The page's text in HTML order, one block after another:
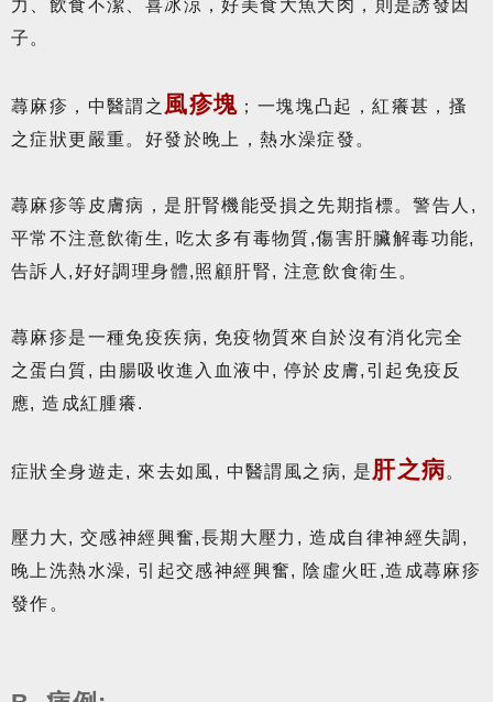
力、飲食不潔、喜冰涼，好美食大魚大肉，則是誘發因
子。
蕁麻疹，中醫謂之 風疹塊 ；一塊塊凸起，紅癢甚，搔
之症狀更嚴重。好發於晚上，熱水澡症發。
蕁麻疹等皮膚病，是肝腎機能受損之先期指標。警告人,
平常不注意飲衛生, 吃太多有毒物質,傷害肝臟解毒功能,
告訴人,好好調理身體,照顧肝腎, 注意飲食衛生。
蕁麻疹是一種免疫疾病, 免疫物質來自於沒有消化完全
之蛋白質, 由腸吸收進入血液中, 停於皮膚,引起免疫反
應, 造成紅腫癢.
症狀全身遊走, 來去如風, 中醫謂風之病, 是 肝之病。
壓力大, 交感神經興奮,長期大壓力, 造成自律神經失調,
晚上洗熱水澡, 引起交感神經興奮, 陰虛火旺,造成蕁麻疹
發作。